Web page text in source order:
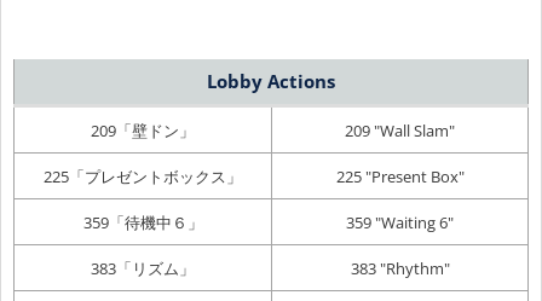
Lobby Actions
209「壁ドン」 209 "Wall Slam"
225「プレゼントボックス」 225 "Present Box"
359「待機中６」 359 "Waiting 6"
383「リズム」 383 "Rhythm"